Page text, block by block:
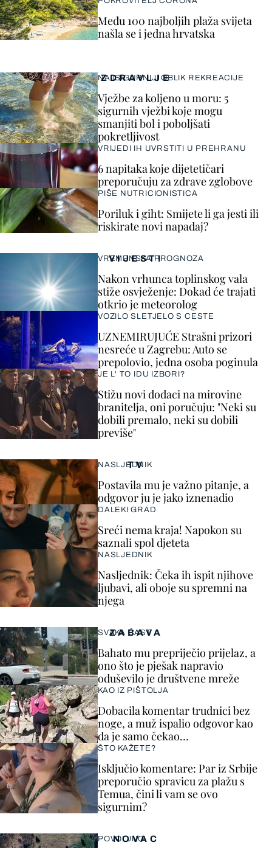
VIJESTI
VREMENSKA PROGNOZA
Nakon vrhunca toplinskog vala
stiže osvježenje: Dokad će trajati
otkrio je meteorolog
VOZILO SLETJELO S CESTE
UZNEMIRUJUĆE Strašni prizori
nesreće u Zagrebu: Auto se
prepolovio, jedna osoba poginula
JE L' TO IDU IZBORI?
Stižu novi dodaci na mirovine
branitelja, oni poručuju: "Neki su
dobili premalo, neki su dobili
previše"
ZDRAVLJE
NAJSIGURNIJI OBLIK REKREACIJE
Vježbe za koljeno u moru: 5
sigurnih vježbi koje mogu
smanjiti bol i poboljšati
pokretljivost
VRIJEDI IH UVRSTITI U PREHRANU
6 napitaka koje dijetetičari
preporučuju za zdrave zglobove
PIŠE NUTRICIONISTICA
Poriluk i giht: Smijete li ga jesti ili
riskirate novi napadaj?
ZABAVA
SVAKA ČAST
Bahato mu prepriječio prijelaz, a
ono što je pješak napravio
oduševilo je društvene mreže
KAO IZ PIŠTOLJA
Dobacila komentar trudnici bez
noge, a muž ispalio odgovor kao
da je samo čekao…
ŠTO KAŽETE?
Isključio komentare: Par iz Srbije
preporučio spravicu za plažu s
Temua, čini li vam se ovo
sigurnim?
TV
NASLJEDNIK
Postavila mu je važno pitanje, a
odgovor ju je jako iznenadio
DALEKI GRAD
Sreći nema kraja! Napokon su
saznali spol djeteta
NASLJEDNIK
Nasljednik: Čeka ih ispit njihove
ljubavi, ali oboje su spremni na
njega
Među 100 najboljih plaža svijeta
našla se i jedna hrvatska
NOVAC
POVOLJNO